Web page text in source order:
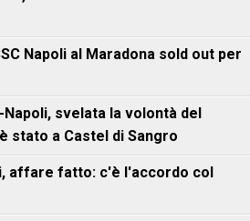
Napoli al Maradona sold out per
svelata la volontà del
stato a Castel di Sangro
affare fatto: c'è l'accordo col